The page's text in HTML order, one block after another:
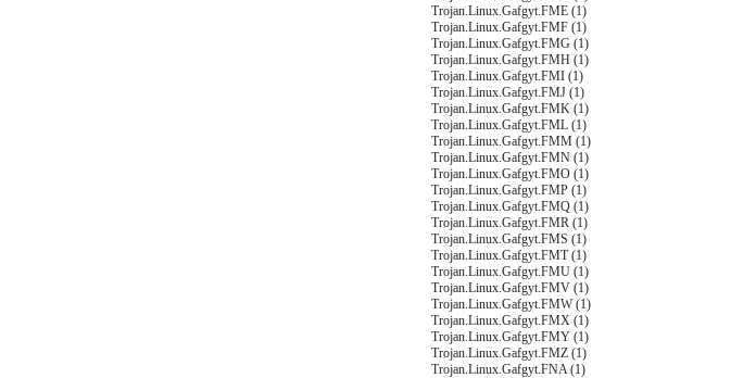
Trojan.Linux.Gafgyt.FME (1)
Trojan.Linux.Gafgyt.FMF (1)
Trojan.Linux.Gafgyt.FMG (1)
Trojan.Linux.Gafgyt.FMH (1)
Trojan.Linux.Gafgyt.FMI (1)
Trojan.Linux.Gafgyt.FMJ (1)
Trojan.Linux.Gafgyt.FMK (1)
Trojan.Linux.Gafgyt.FML (1)
Trojan.Linux.Gafgyt.FMM (1)
Trojan.Linux.Gafgyt.FMN (1)
Trojan.Linux.Gafgyt.FMO (1)
Trojan.Linux.Gafgyt.FMP (1)
Trojan.Linux.Gafgyt.FMQ (1)
Trojan.Linux.Gafgyt.FMR (1)
Trojan.Linux.Gafgyt.FMS (1)
Trojan.Linux.Gafgyt.FMT (1)
Trojan.Linux.Gafgyt.FMU (1)
Trojan.Linux.Gafgyt.FMV (1)
Trojan.Linux.Gafgyt.FMW (1)
Trojan.Linux.Gafgyt.FMX (1)
Trojan.Linux.Gafgyt.FMY (1)
Trojan.Linux.Gafgyt.FMZ (1)
Trojan.Linux.Gafgyt.FNA (1)